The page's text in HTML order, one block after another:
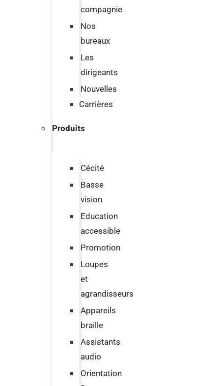
compagnie
Nos
bureaux
Les
dirigeants
Nouvelles
Carrières
Produits
Cécité
Basse
vision
Education
accessible
Promotion
Loupes
et
agrandisseurs
Appareils
braille
Assistants
audio
Orientation